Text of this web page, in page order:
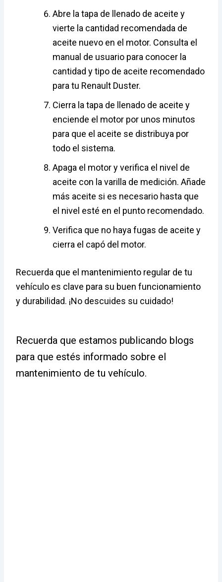
Abre la tapa de llenado de aceite y
vierte la cantidad recomendada de
aceite nuevo en el motor. Consulta el
manual de usuario para conocer la
cantidad y tipo de aceite recomendado
para tu Renault Duster.
Cierra la tapa de llenado de aceite y
enciende el motor por unos minutos
para que el aceite se distribuya por
todo el sistema.
Apaga el motor y verifica el nivel de
aceite con la varilla de medición. Añade
más aceite si es necesario hasta que
el nivel esté en el punto recomendado.
Verifica que no haya fugas de aceite y
cierra el capó del motor.
Recuerda que el mantenimiento regular de tu
vehículo es clave para su buen funcionamiento
y durabilidad. ¡No descuides su cuidado!
Recuerda que estamos publicando blogs
para que estés informado sobre el
mantenimiento de tu vehículo.